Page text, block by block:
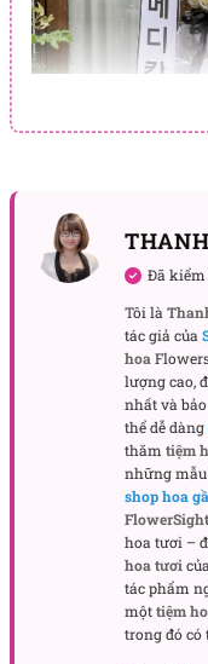
Thiết kế vòng hoa
Forever
tạo cảm giác
Khác với các mẫu
nét ấm áp hơn,
gần gũi. Phần
tạo đường nét
tang lễ, tư gia
Đã kiểm
Tôi là
tác giả của
hoa
lượng cao,
nhất và
thể dễ dàng
thămtiệm
những
shop hoa
FlowerSight
hoa tươi –
hoa tươi
tác phẩm
mộttiệm
trong đó có